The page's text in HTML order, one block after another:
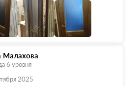
учтены пожелания,
пылесосом, что
количество пыли и грязи.
компании "ОКА"
Малахова
6 уровня
2025